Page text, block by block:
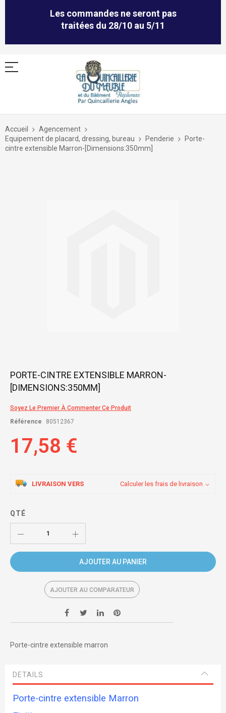
Les commandes ne seront pas
traitées du 28/10 au 5/11
Allez
contenu
Accueil
Agencement
Equipement de placard, dressing, bureau
Penderie
Porte-
cintre extensible Marron-[Dimensions:350mm]
Skip
the
of
images
PORTE-CINTRE EXTENSIBLE MARRON-
[DIMENSIONS:350MM]
Soyez Le Premier À Commenter Ce Produit
Référence
80512367
17,58 €
LIVRAISON VERS Calculer les frais de livraison
QTÉ
AJOUTER AU PANIER
AJOUTER AU COMPARATEUR
Porte-cintre extensible marron
DETAILS
Porte-cintre extensible Marron